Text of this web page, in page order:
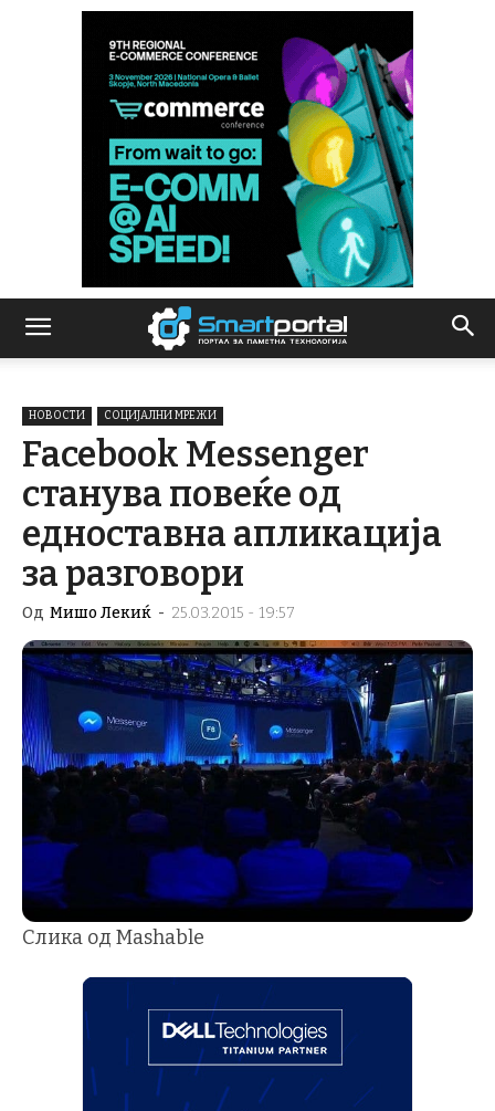
НОВОСТИ СОЦИЈАЛНИ МРЕЖИ
Facebook Messenger
станува повеќе од
едноставна апликација
за разговори
Од Мишо Лекиќ - 25.03.2015 - 19:57
Слика од Mashable